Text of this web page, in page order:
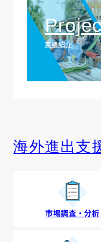
実績紹介
海外進出支
市場調査・分析